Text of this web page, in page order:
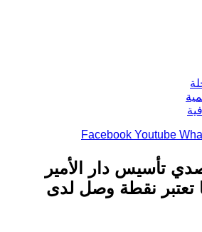
Facebook Youtube
تأسيس دار الأمير
نقطة وصل لدى